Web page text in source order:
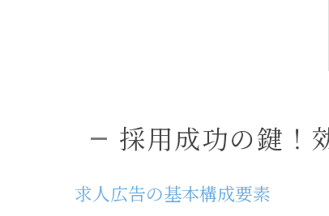
採用成功の鍵！
求人広告の基本構成要素